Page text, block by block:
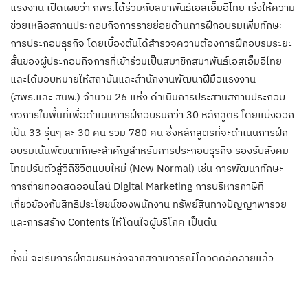
แรงงาน เปิดเผยว่า กพร.ได้ร่วมกับสมาพันธ์เอสเอ็มอีไทย เร่งให้ความ
ช่วยเหลือสถานประกอบกิจการรายย่อยด้านการฝึกอบรมเพิ่มทักษะ
การประกอบธุรกิจ โดยเบื้องต้นได้สำรวจความต้องการฝึกอบรมระยะ
สั้นของผู้ประกอบกิจการที่เข้าร่วมเป็นสมาชิกสมาพันธ์เอสเอ็มอีไทย
และได้มอบหมายให้สถาบันและสำนักงานพัฒนาฝีมือแรงงาน
(สพร.และ สนพ.) จำนวน 26 แห่ง ดำเนินการประสานสถานประกอบ
กิจการในพื้นที่เพื่อดำเนินการฝึกอบรมกว่า 30 หลักสูตร โดยแบ่งออก
เป็น 33 รุ่นๆ ละ 30 คน รวม 780 คน ซึ่งหลักสูตรที่จะดำเนินการฝึก
อบรมเน้นพัฒนาทักษะสำคัญสำหรับการประกอบธุรกิจ รองรับสังคม
ไทยปรับตัวสู่วิถีชีวิตแบบใหม่ (New Normal) เช่น การพัฒนาทักษะ
การถ่ายทอดสดออนไลน์ Digital Marketing การบริหารภาษีที่
เกี่ยวข้องกับสิทธิประโยชน์ของพนักงาน ทรัพย์สินทางปัญญาพารวย
และการสร้าง Contents ให้โดนใจผู้บริโภค เป็นต้น
ทั้งนี้ จะเริ่มการฝึกอบรมหลังจากสถานการณ์โควิดคลี่คลายแล้ว